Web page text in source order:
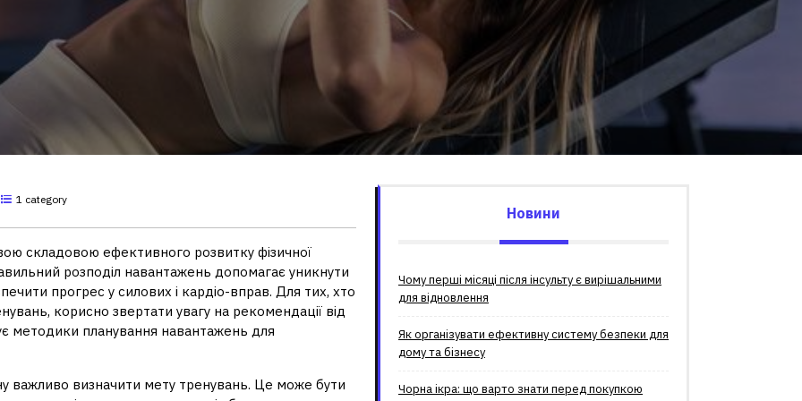
1 category
складовою ефективного розвитку фізичної
розподіл навантажень допомагає уникнути
прогрес у силових і кардіо-вправ. Для тих, хто
корисно звертати увагу на рекомендації від
методики планування навантажень для
важливо визначити мету тренувань. Це може бути
Новини
Чому перші місяці після інсульту є вирішальними
для відновлення
Як організувати ефективну систему безпеки для
дому та бізнесу
Чорна ікра: що варто знати перед покупкою